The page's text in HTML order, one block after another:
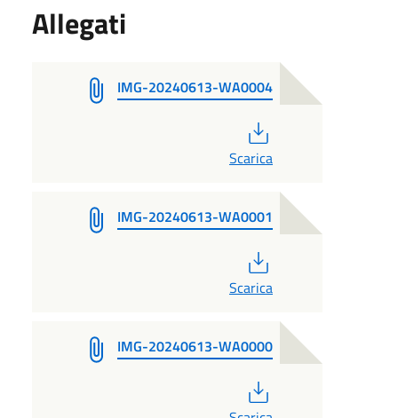
Allegati
IMG-20240613-WA0004
Scarica
IMG-20240613-WA0001
Scarica
IMG-20240613-WA0000